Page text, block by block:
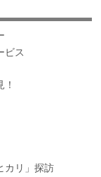
ビス
カリ」探訪